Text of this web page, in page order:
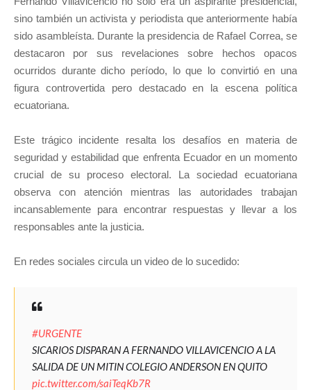
sino también un activista y periodista que anteriormente había
sido asambleísta. Durante la presidencia de Rafael Correa, se
destacaron por sus revelaciones sobre hechos opacos
ocurridos durante dicho período, lo que lo convirtió en una
figura controvertida pero destacado en la escena política
ecuatoriana.
Este trágico incidente resalta los desafíos en materia de
seguridad y estabilidad que enfrenta Ecuador en un momento
crucial de su proceso electoral. La sociedad ecuatoriana
observa con atención mientras las autoridades trabajan
incansablemente para encontrar respuestas y llevar a los
responsables ante la justicia.
En redes sociales circula un video de lo sucedido:
#URGENTE
SICARIOS DISPARAN A FERNANDO VILLAVICENCIO A LA
SALIDA DE UN MITIN COLEGIO ANDERSON EN QUITO
pic.twitter.com/saiTeqKb7R